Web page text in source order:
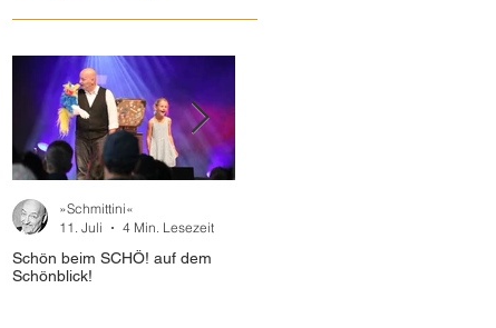
Schön beim SCHÖ! auf dem
Schönblick!
»Schmittini«
11. Juli
4 Min. Lesezeit